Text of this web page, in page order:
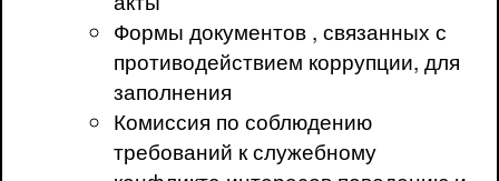
Формы документов , связанных с
противодействием коррупции, для
заполнения
Комиссия по соблюдению
требований к служебному